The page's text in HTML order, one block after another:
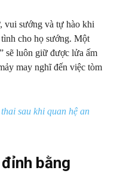
vui sướng và tự hào khi
cho họ sướng. Một
sẽ luôn giữ được lửa ấm
may nghĩ đến việc tòm
sau khi quan hệ an
bằng